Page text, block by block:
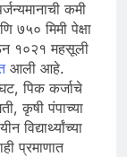
कमी
७५० मिमी पेक्षा
१०२१ महसूली
आली आहे.
पिक कर्जाचे
कृषी पंपाच्या
प्रमाणात